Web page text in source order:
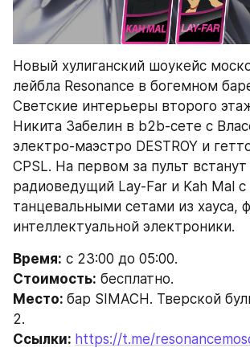
Новый хулиганский шоукейс
лейбла Resonance в богемном
Светские интерьеры второго
Никита Забелин в b2b-сете с
электро-маэстро DESTROY и
CPSL. На первом за пульт
радиоведущий Lay-Far и Kah Mal с
танцевальными сетами из хауса,
интеллектуальной электроники.
Время: с 23:00 до 05:00.
Стоимость: бесплатно.
Место: бар SIMACH. Тверской
2.
Ссылки: https://t.me/